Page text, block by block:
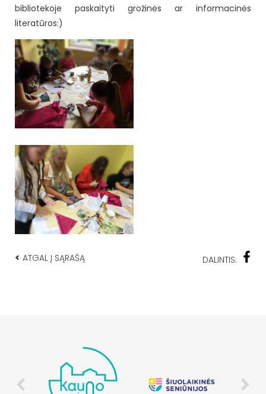
bibliotekoje paskaityti grožinės ar informacinės
literatūros:)
< ATGAL Į SĄRAŠĄ DALINTIS: